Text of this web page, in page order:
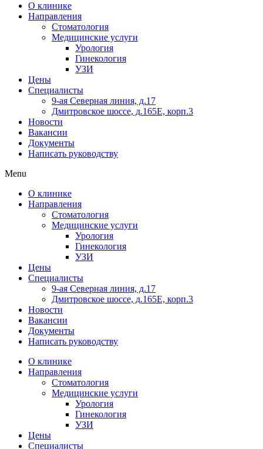
О клинике
Направления
Стоматология
Медицинские услуги
Урология
Гинекология
УЗИ
Цены
Специалисты
9-ая Северная линия, д.17
Дмитровское шоссе, д.165Е, корп.3
Новости
Вакансии
Документы
Написать руководству
Menu
О клинике
Направления
Стоматология
Медицинские услуги
Урология
Гинекология
УЗИ
Цены
Специалисты
9-ая Северная линия, д.17
Дмитровское шоссе, д.165Е, корп.3
Новости
Вакансии
Документы
Написать руководству
О клинике
Направления
Стоматология
Медицинские услуги
Урология
Гинекология
УЗИ
Цены
Специалисты